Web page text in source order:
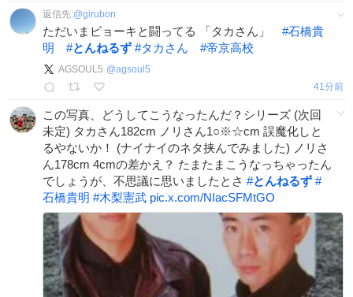
返信先:@girubon
ただいまビョーキと闘ってる 「タカさん」 #石橋貴
明
#とんねるず #タカさん #帝京高校
AGSOUL5 @agsoul5
41分前
この写真、どうしてこうなったんだ？シリーズ (次回
未定) タカさん182cm ノリさん1○※☆cm 誤魔化しと
るやないか！ (ナイナイのネタ挟んでみました) ノリさ
ん178cm 4cmの差かえ？ たまたまこうなっちゃったん
でしょうが、不思議に思いましたとさ #とんねるず #
石橋貴明 #木梨憲武 pic.x.com/NIacSFMtGO